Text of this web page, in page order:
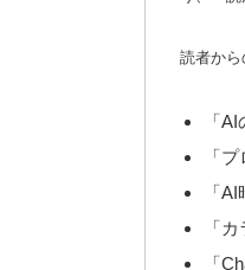
読者から
「
「
「
「
「